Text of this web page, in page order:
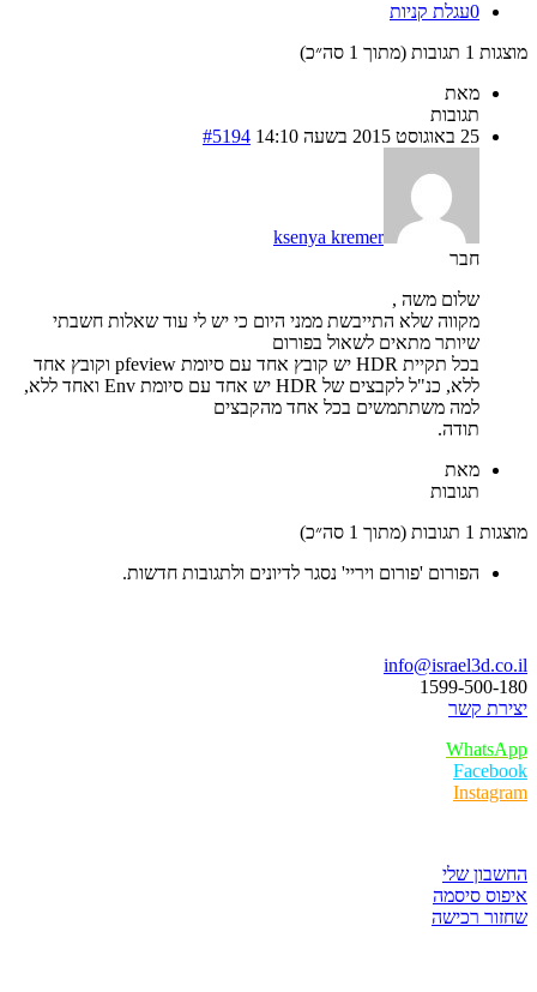
0עגלת קניות
מוצגות 1 תגובות (מתוך 1 סה״כ)
מאת
תגובות
25 באוגוסט 2015 בשעה 14:10
#5194
ksenya kremer
חבר
שלום משה ,
מקווה שלא התייבשת ממני היום כי יש לי עוד שאלות חשבתי
שיותר מתאים לשאול בפורום
בכל תקיית HDR יש קובץ אחד עם סיומת pfeview וקובץ אחד
ללא, כנ"ל לקבצים של HDR יש אחד עם סיומת Env ואחד ללא,
למה משתתמשים בכל אחד מהקבצים
תודה.
מאת
תגובות
מוצגות 1 תגובות (מתוך 1 סה״כ)
הפורום 'פורום ויריי' נסגר לדיונים ולתגובות חדשות.
info@israel3d.co.il
1599-500-180
יצירת קשר
WhatsApp
Facebook
Instagram
החשבון שלי
איפוס סיסמה
שחזור רכישה